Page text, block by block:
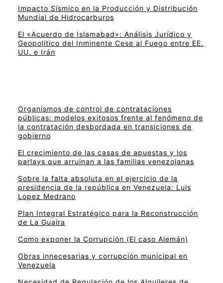
Impacto Sísmico en la Producción y Distribución
Mundial de Hidrocarburos
El «Acuerdo de Islamabad»: Análisis Jurídico y
Geopolítico del Inminente Cese al Fuego entre EE.
UU. e Irán
Organismos de control de contrataciones
públicas: modelos exitosos frente al fenómeno de
la contratación desbordada en transiciones de
gobierno
El crecimiento de las casas de apuestas y los
parlays que arruinan a las familias venezolanas
Sobre la falta absoluta en el ejercicio de la
presidencia de la república en Venezuela: Luis
Lopez Medrano
Plan Integral Estratégico para la Reconstrucción
de La Guaira
Como exponer la Corrupción (El caso Alemán)
Obras innecesarias y corrupción municipal en
Venezuela